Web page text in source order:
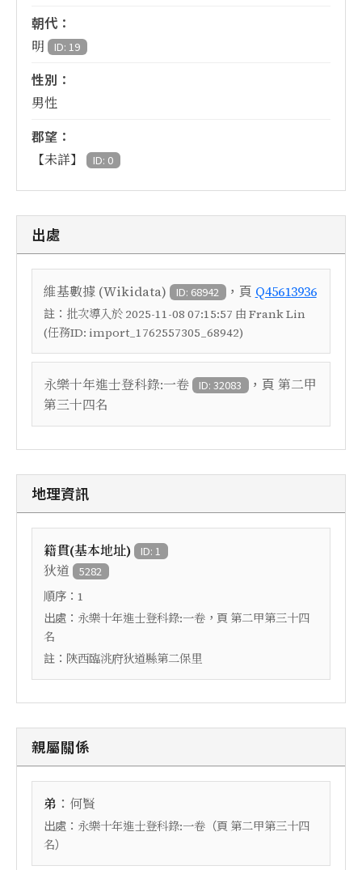
朝代：
明 ID: 19
性別：
男性
郡望：
【未詳】 ID: 0
出處
維基數據 (Wikidata) ID: 68942 ，頁 Q45613936
註： 批次導入於 2025-11-08 07:15:57 由 Frank Lin
(任務ID: import_1762557305_68942)
永樂十年進士登科錄:一卷 ID: 32083 ，頁 第二甲
第三十四名
地理資訊
籍貫(基本地址) ID: 1
狄道 5282
順序： 1
出處： 永樂十年進士登科錄:一卷 ，頁 第二甲第三十四
名
註： 陝西臨洮府狄道縣第二保里
親屬關係
弟 ： 何賢
出處： 永樂十年進士登科錄:一卷 （頁 第二甲第三十四
名）